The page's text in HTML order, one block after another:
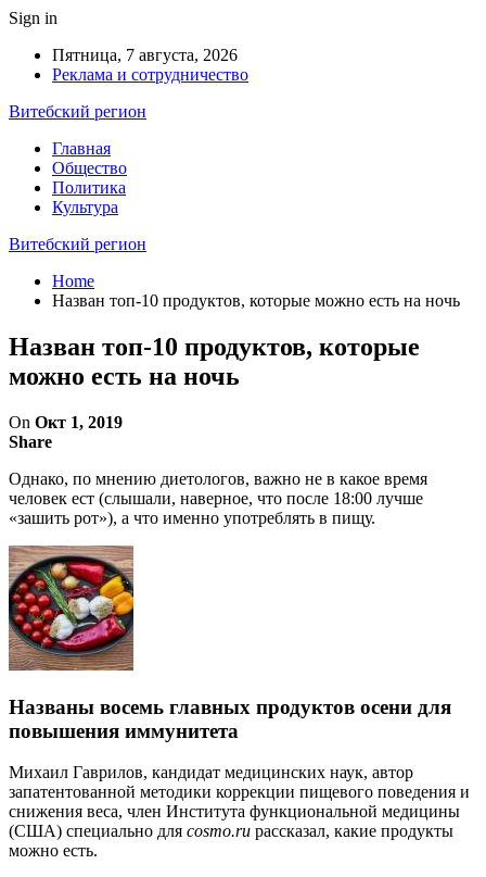
Sign in
Пятница, 7 августа, 2026
Реклама и сотрудничество
Витебский регион
Главная
Общество
Политика
Культура
Витебский регион
Home
Назван топ-10 продуктов, которые можно есть на ночь
Назван топ-10 продуктов, которые
можно есть на ночь
On Окт 1, 2019
Share
Однако, по мнению диетологов, важно не в какое время
человек ест (слышали, наверное, что после 18:00 лучше
«зашить рот»), а что именно употреблять в пищу.
Названы восемь главных продуктов осени для
повышения иммунитета
Михаил Гаврилов, кандидат медицинских наук, автор
запатентованной методики коррекции пищевого поведения и
снижения веса, член Института функциональной медицины
(США) специально для cosmo.ru рассказал, какие продукты
можно есть.